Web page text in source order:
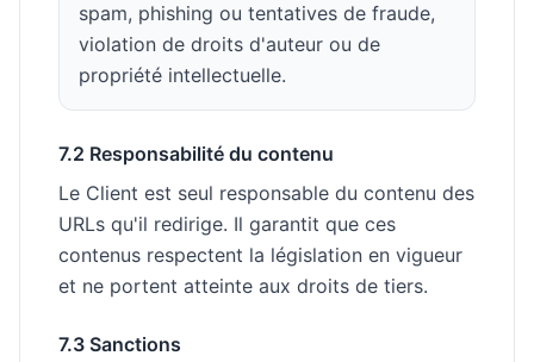
spam, phishing ou tentatives de fraude,
violation de droits d'auteur ou de
propriété intellectuelle.
7.2 Responsabilité du contenu
Le Client est seul responsable du contenu des
URLs qu'il redirige. Il garantit que ces
contenus respectent la législation en vigueur
et ne portent atteinte aux droits de tiers.
7.3 Sanctions